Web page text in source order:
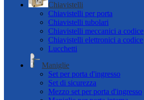
Chiavistelli
Chiavistelli per porta
Chiavistelli tubolari
Chiavistelli meccanici a codice
Chiavistelli elettronici a codice
Lucchetti
Maniglie
Set per porta d'ingresso
Set di sicurezza
Mezzo set per porta d'ingresso